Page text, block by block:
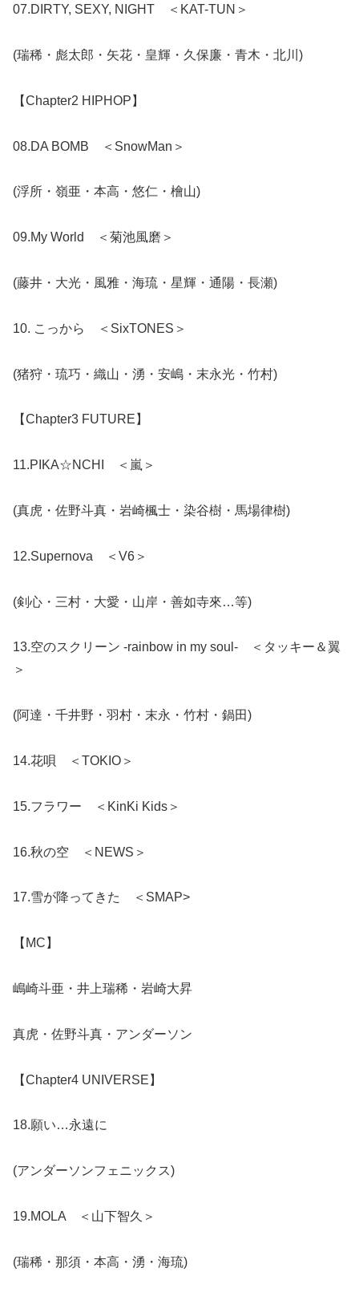
07.DIRTY, SEXY, NIGHT ＜KAT-TUN＞
(瑞稀・彪太郎・矢花・皇輝・久保廉・青木・北川)
【Chapter2 HIPHOP】
08.DA BOMB ＜SnowMan＞
(浮所・嶺亜・本高・悠仁・檜山)
09.My World ＜菊池風磨＞
(藤井・大光・風雅・海琉・星輝・通陽・長瀬)
10. こっから ＜SixTONES＞
(猪狩・琉巧・織山・湧・安嶋・末永光・竹村)
【Chapter3 FUTURE】
11.PIKA☆NCHI ＜嵐＞
(真虎・佐野斗真・岩崎楓士・染谷樹・馬場律樹)
12.Supernova ＜V6＞
(剣心・三村・大愛・山岸・善如寺來…等)
13.空のスクリーン -rainbow in my soul- ＜タッキー＆翼
＞
(阿達・千井野・羽村・末永・竹村・鍋田)
14.花唄 ＜TOKIO＞
15.フラワー ＜KinKi Kids＞
16.秋の空 ＜NEWS＞
17.雪が降ってきた ＜SMAP>
【MC】
嶋崎斗亜・井上瑞稀・岩崎大昇
真虎・佐野斗真・アンダーソン
【Chapter4 UNIVERSE】
18.願い…永遠に
(アンダーソンフェニックス)
19.MOLA ＜山下智久＞
(瑞稀・那須・本高・湧・海琉)